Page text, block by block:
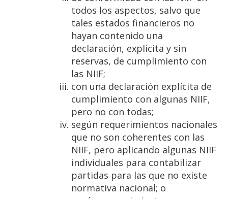
todos los aspectos, salvo que
tales estados financieros no
hayan contenido una
declaración, explícita y sin
reservas, de cumplimiento con
las NIIF;
con una declaración explícita de
cumplimiento con algunas NIIF,
pero no con todas;
según requerimientos nacionales
que no son coherentes con las
NIIF, pero aplicando algunas NIIF
individuales para contabilizar
partidas para las que no existe
normativa nacional; o